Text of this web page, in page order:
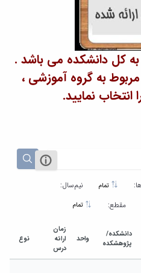
کل دانشکده می باشد .
به گروه آموزشی ،
انتخاب نمایید.
نیم‌سال:
مقطع: تمام
دانشکده/
پژوهشکده
واحد
زمان
ارائه
درس
نوع